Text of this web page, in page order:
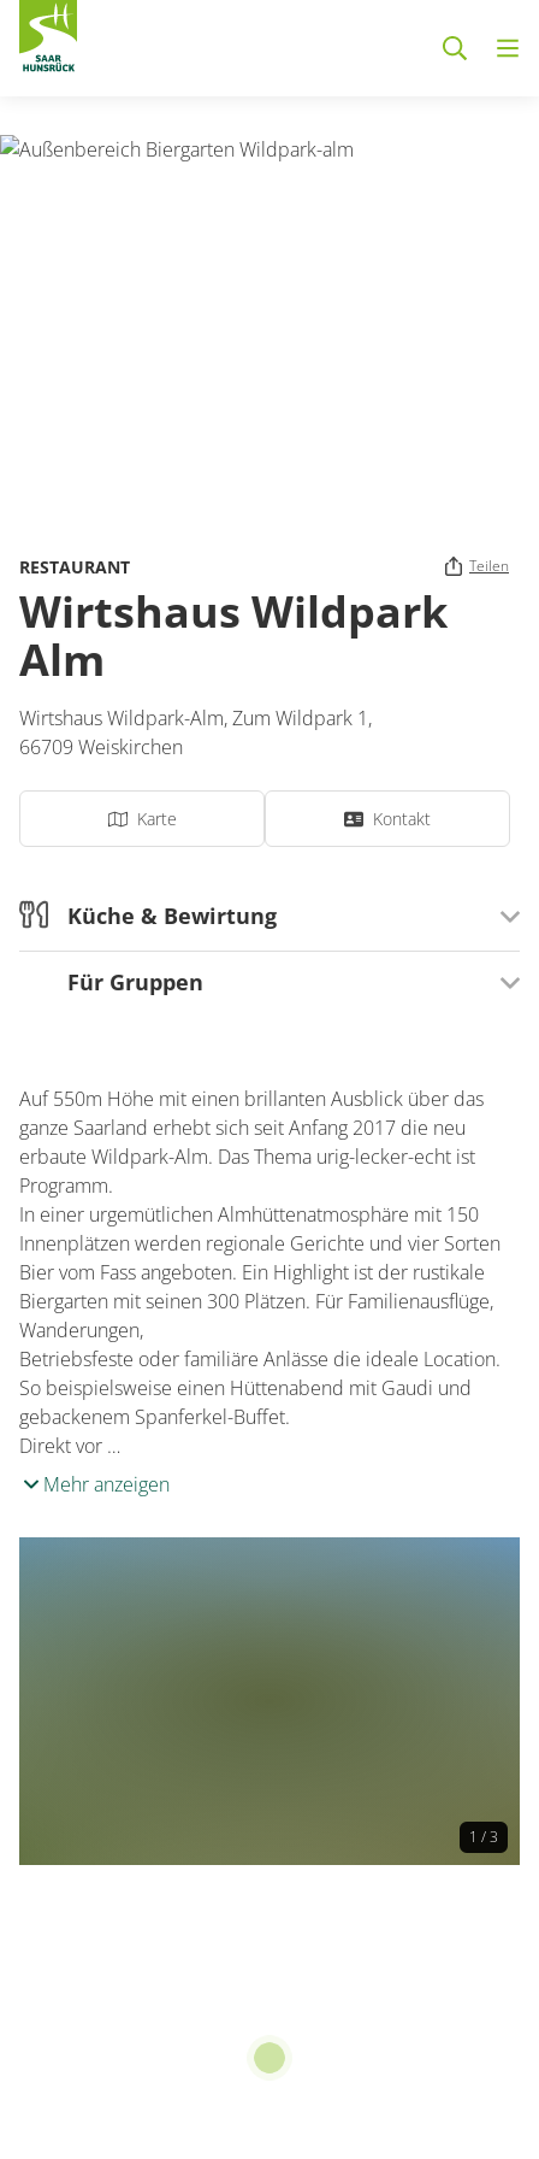
RESTAURANT Teilen
Wirtshaus Wildpark
Alm
Wirtshaus Wildpark-Alm,Zum Wildpark 1,
66709 Weiskirchen
Karte Kontakt
Küche & Bewirtung
Küchenstil
Für Gruppen
Mehr als 100 Personen
51 - 100 Personen
25 - 50 Personen
Reisegruppen
Reisegruppen willkommen
Auf 550m Höhe mit einen brillanten Ausblick über das
ganze Saarland erhebt sich seit Anfang 2017 die neu
erbaute Wildpark-Alm. Das Thema urig-lecker-echt ist
Programm.
In einer urgemütlichen Almhüttenatmosphäre mit 150
Innenplätzen werden regionale Gerichte und vier Sorten
Bier vom Fass angeboten. Ein Highlight ist der rustikale
Biergarten mit seinen 300 Plätzen. Für Familienausflüge,
Wanderungen,
Betriebsfeste oder familiäre Anlässe die ideale Location.
So beispielsweise einen Hüttenabend mit Gaudi und
gebackenem Spanferkel-Buffet.
Direkt vor …
Mehr anzeigen
1 / 3